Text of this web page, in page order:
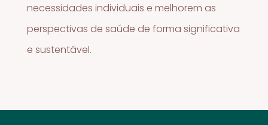
necessidades individuais e melhorem as
perspectivas de saúde de forma significativa
e sustentável.